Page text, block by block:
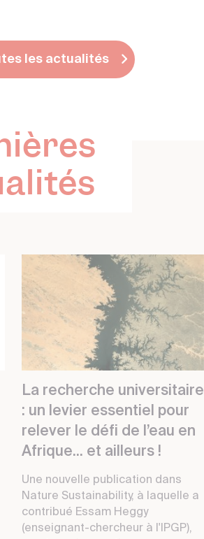
les actualités
La recherche universitaire
: un levier essentiel pour
relever le défi de l’eau en
Afrique... et ailleurs !
Une nouvelle publication dans
Nature Sustainability, à laquelle a
contribué Essam Heggy
(enseignant-chercheur à l'IPGP),